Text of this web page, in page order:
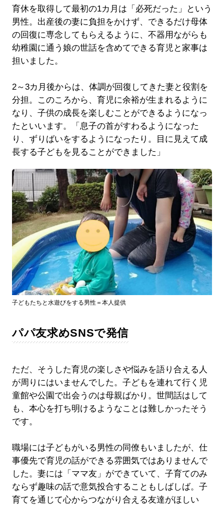
育休を取得して最初の1カ月は「必死だった」という
男性。出産後の妻に負担をかけず、できるだけ母体
の回復に専念してもらえるように、不器用ながらも
幼稚園に通う娘の世話を含めてできる育児と家事は
担いました。
2～3カ月後からは、体調が回復してきた妻と役割を
分担。このころから、育児に余裕が生まれるように
なり、子供の成長を楽しむことができるようになっ
たといいます。「息子の首がすわるようになった
り、ずりばいをするようになったり。目に見えて成
長する子どもを見ることができました」
子どもたちと水遊びをする男性＝本人提供
パパ友求めSNSで発信
ただ、そうした育児の楽しさや悩みを語り合える人
が周りにはいませんでした。子どもを連れて行く児
童館や公園で出会うのは母親ばかり。世間話はして
も、本心を打ち明けるようなことは難しかったそう
です。
職場には子どもがいる男性の同僚もいましたが、仕
事優先で育児の話ができる雰囲気ではありませんで
した。妻には「ママ友」ができていて、子育てのみ
ならず趣味の話で意気投合することもしばしば。子
育てを通じて心からつながり合える友達がほしい